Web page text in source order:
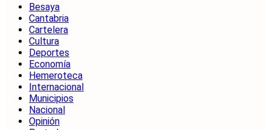
Besaya
Cantabria
Cartelera
Cultura
Deportes
Economía
Hemeroteca
Internacional
Municipios
Nacional
Opinión